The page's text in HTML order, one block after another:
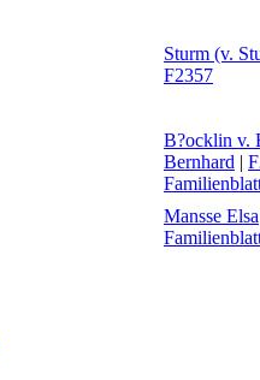
Sturm (v.
F2357
B?ocklin v.
Bernhard |
Mansse Elsa